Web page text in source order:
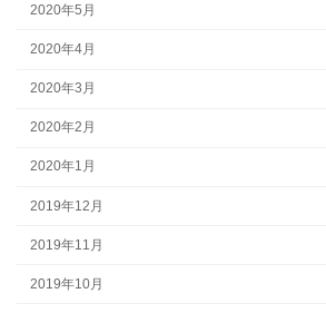
2020年5月
2020年4月
2020年3月
2020年2月
2020年1月
2019年12月
2019年11月
2019年10月